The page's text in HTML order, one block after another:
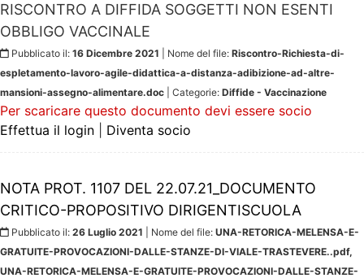
RISCONTRO A DIFFIDA SOGGETTI NON ESENTI
OBBLIGO VACCINALE
Pubblicato il: 16 Dicembre 2021 | Nome del file: Riscontro-Richiesta-di-
espletamento-lavoro-agile-didattica-a-distanza-adibizione-ad-altre-
mansioni-assegno-alimentare.doc | Categorie: Diffide - Vaccinazione
Per scaricare questo documento devi essere socio
Effettua il login
Diventa socio
NOTA PROT. 1107 DEL 22.07.21_DOCUMENTO
CRITICO-PROPOSITIVO DIRIGENTISCUOLA
Pubblicato il: 26 Luglio 2021 | Nome del file: UNA-RETORICA-MELENSA-E-
GRATUITE-PROVOCAZIONI-DALLE-STANZE-DI-VIALE-TRASTEVERE..pdf,
UNA-RETORICA-MELENSA-E-GRATUITE-PROVOCAZIONI-DALLE-STANZE-